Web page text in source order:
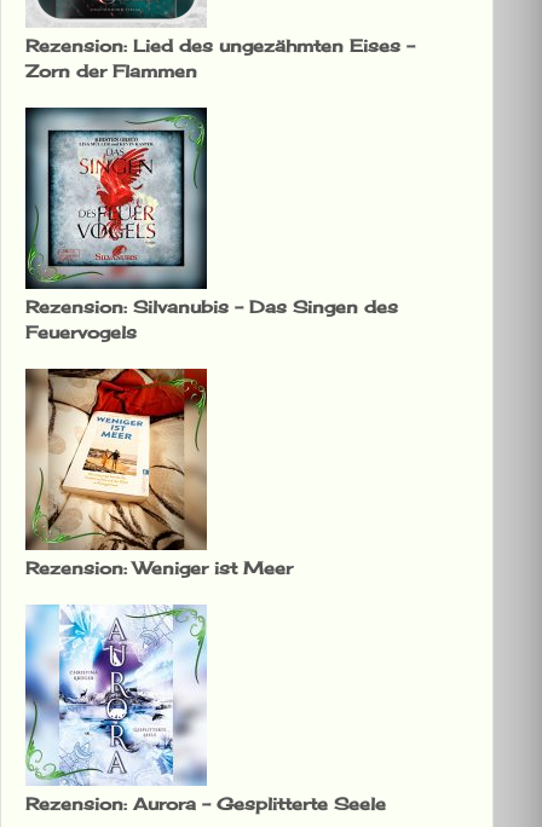
Rezension: Lied des ungezähmten Eises –
Zorn der Flammen
Rezension: Silvanubis – Das Singen des
Feuervogels
Rezension: Weniger ist Meer
Rezension: Aurora – Gesplitterte Seele